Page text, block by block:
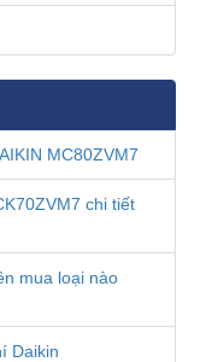
MC80ZVM7
chi tiết
mua loại nào
Daikin